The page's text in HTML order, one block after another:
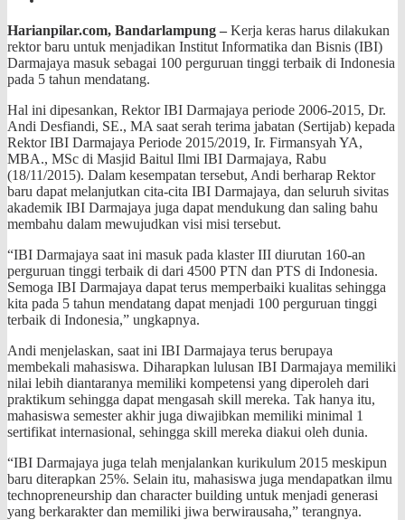
Harianpilar.com, Bandarlampung – Kerja keras harus dilakukan
rektor baru untuk menjadikan Institut Informatika dan Bisnis (IBI)
Darmajaya masuk sebagai 100 perguruan tinggi terbaik di Indonesia
pada 5 tahun mendatang.
Hal ini dipesankan, Rektor IBI Darmajaya periode 2006-2015, Dr.
Andi Desfiandi, SE., MA saat serah terima jabatan (Sertijab) kepada
Rektor IBI Darmajaya Periode 2015/2019, Ir. Firmansyah YA,
MBA., MSc di Masjid Baitul Ilmi IBI Darmajaya, Rabu
(18/11/2015). Dalam kesempatan tersebut, Andi berharap Rektor
baru dapat melanjutkan cita-cita IBI Darmajaya, dan seluruh sivitas
akademik IBI Darmajaya juga dapat mendukung dan saling bahu
membahu dalam mewujudkan visi misi tersebut.
“IBI Darmajaya saat ini masuk pada klaster III diurutan 160-an
perguruan tinggi terbaik di dari 4500 PTN dan PTS di Indonesia.
Semoga IBI Darmajaya dapat terus memperbaiki kualitas sehingga
kita pada 5 tahun mendatang dapat menjadi 100 perguruan tinggi
terbaik di Indonesia,” ungkapnya.
Andi menjelaskan, saat ini IBI Darmajaya terus berupaya
membekali mahasiswa. Diharapkan lulusan IBI Darmajaya memiliki
nilai lebih diantaranya memiliki kompetensi yang diperoleh dari
praktikum sehingga dapat mengasah skill mereka. Tak hanya itu,
mahasiswa semester akhir juga diwajibkan memiliki minimal 1
sertifikat internasional, sehingga skill mereka diakui oleh dunia.
“IBI Darmajaya juga telah menjalankan kurikulum 2015 meskipun
baru diterapkan 25%. Selain itu, mahasiswa juga mendapatkan ilmu
technopreneurship dan character building untuk menjadi generasi
yang berkarakter dan memiliki jiwa berwirausaha,” terangnya.